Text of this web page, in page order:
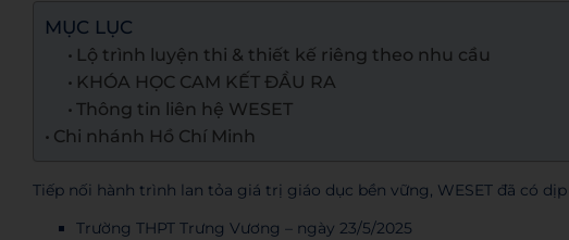
MỤC LỤC
Lộ trình luyện thi & thiết kế riêng theo nhu cầu
KHÓA HỌC CAM KẾT ĐẦU RA
Thông tin liên hệ WESET
Chi nhánh Hồ Chí Minh
Tiếp nối hành trình lan tỏa giá trị giáo dục bền vững, WESET đã có
Trường THPT Trưng Vương – ngày 23/5/2025